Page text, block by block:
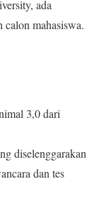
ada
calon mahasiswa.
3,0 dari
diselenggarakan
dan tes